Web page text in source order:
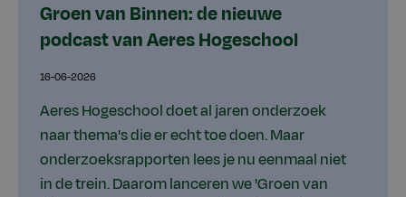
Groen van Binnen: de nieuwe
podcast van Aeres Hogeschool
16-06-2026
Aeres Hogeschool doet al jaren onderzoek
naar thema's die er echt toe doen. Maar
onderzoeksrapporten lees je nu eenmaal niet
in de trein. Daarom lanceren we 'Groen van